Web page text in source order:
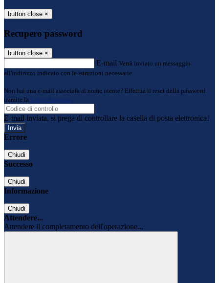
button close ×
Recupero password
button close ×
E-mail Verrà inviato un messaggio
all'indirizzo indicato con le istruzioni necessarie.
Non hai una e-mail associata al nome utente? Effettua il reset della password
tramite la
Login Spaggiari
E-mail inviata, si prega di controllare la casella di posta elettronica!
Errore
Chiudi
Successo
Chiudi
Informazione
Chiudi
Attendere...
Attendere il completamento dell'operazione...